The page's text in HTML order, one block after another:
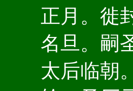
正月。徙
名旦。嗣
太后临朝